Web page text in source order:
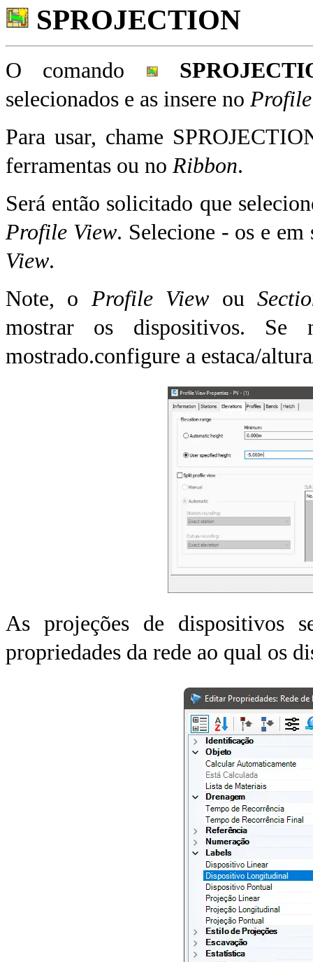
SPROJECTION
O comando
selecionados e as insere no
Para usar, chame
ferramentas ou no Ribbon.
Será então solicitado que
Profile View. Selecione - os e
View.
Note, o Profile View ou
mostrar os dispositivos. Se
mostrado.configure a estaca/
As projeções de dispositivos
propriedades da rede ao qual os